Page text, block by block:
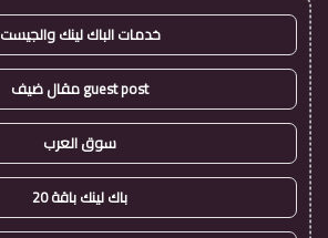
خدمات الباك لينك والجيست
guest post مقال ضيف
سوق العرب
باك لينك باقة 20